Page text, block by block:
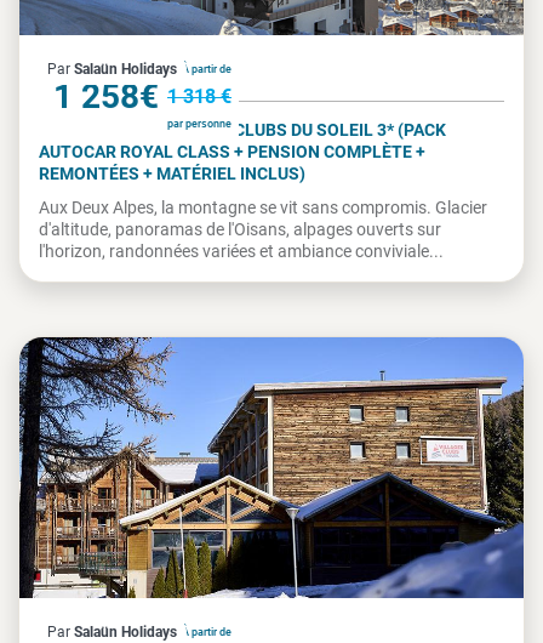
À partir de
1 258€ 1 318 €
par personne
Par Salaün Holidays
France
LES 2 ALPES - VILLAGES CLUBS DU SOLEIL 3* (PACK
AUTOCAR ROYAL CLASS + PENSION COMPLÈTE +
REMONTÉES + MATÉRIEL INCLUS)
Aux Deux Alpes, la montagne se vit sans compromis. Glacier
d'altitude, panoramas de l'Oisans, alpages ouverts sur
l'horizon, randonnées variées et ambiance conviviale...
À partir de
Par Salaün Holidays
France